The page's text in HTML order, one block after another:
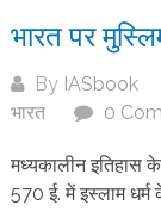
भारत पर
By IASbook
भारत
0
मध्यकालीन इतिहास
570 ई. में इस्लाम धर्म